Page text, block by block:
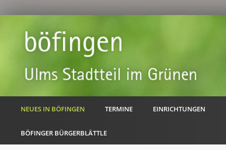
NEUES IN BÖFINGEN TERMINE EINRICHTUNGEN
BÖFINGER BÜRGERBLÄTTLE